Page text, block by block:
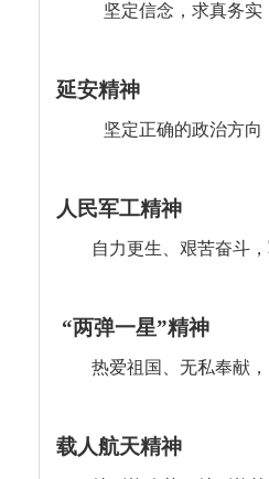
坚定信念 ， 求真务实
延安精神
坚定正确的政治方向
人民军工精神
自力更生、艰苦奋斗，
“两弹一星”精神
热爱祖国、无私奉献，
载人航天精神